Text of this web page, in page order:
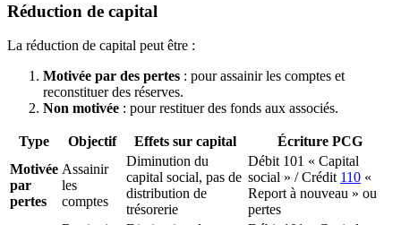
Réduction de capital
La réduction de capital peut être :
Motivée par des pertes : pour assainir les comptes et
reconstituer des réserves.
Non motivée : pour restituer des fonds aux associés.
Type Objectif Effets sur capital
Écriture PCG
Motivée
par
pertes
Assainir
les
comptes
Diminution du
capital social, pas de
distribution de
trésorerie
Débit 101 « Capital
social » / Crédit 110 «
Report à nouveau » ou
pertes